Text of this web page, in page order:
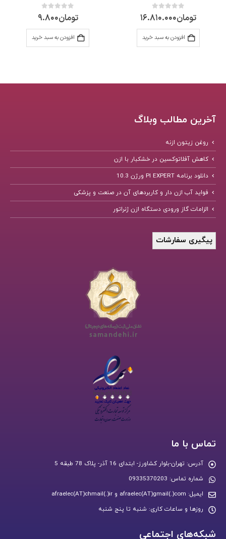
16.810.000
افزودن به سبد خرید
9.800
افزودن به سبد خرید
آخرین مطالب وبلاگ
روغن زیتون ازنه
کاهش آفلاتوکسین در خشکبار با ازن
دانلود برنامه PI EXPERT ورژن 10.3
فواید آب ازن دار و کاربردهای آن در صنعت و پزشکی
الزامات گاز ورودی دستگاه ازن ژنراتور
پیگیری سفارشات
تماس با ما
آدرس: تهران-بلوار کشاورز- ابتدای 16 آذر- پلاک 78 طبقه 5
شماره تماس: 09335370203
ایمیل: afraelec(AT)gmail(.)com و afraelec(AT)chmail(.)ir
روزها و ساعات کاری: شنبه تا پنج شنبه
شبکه‌های اجتماعی